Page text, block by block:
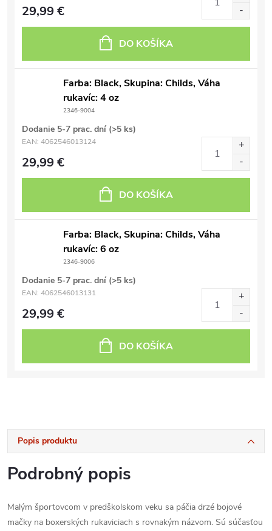
29,99 €
DO KOŠÍKA
Farba: Black, Skupina: Childs, Váha
rukavíc: 4 oz
2346-9004
Dodanie 5-7 prac. dní (>5 ks)
EAN: 4062546013124
29,99 €
DO KOŠÍKA
Farba: Black, Skupina: Childs, Váha
rukavíc: 6 oz
2346-9006
Dodanie 5-7 prac. dní (>5 ks)
EAN: 4062546013131
29,99 €
DO KOŠÍKA
Popis produktu
Podrobný popis
Malým športovcom v predškolskom veku sa páčia drzé bojové
mačky na boxerských rukaviciach s rovnakým názvom. Sú súčasťou